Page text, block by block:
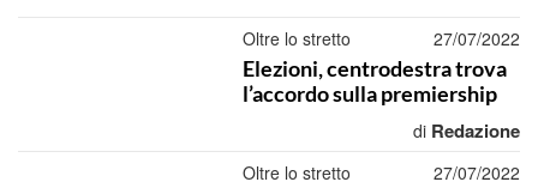
Oltre lo stretto 27/07/2022
Elezioni, centrodestra trova
l’accordo sulla premiership
di Redazione
Oltre lo stretto 27/07/2022